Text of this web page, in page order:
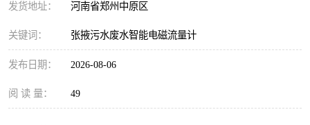
发货地址： 河南省郑州中原区
关键词： 张掖污水废水智能电磁流量计
发布日期： 2026-08-06
阅 读 量： 49